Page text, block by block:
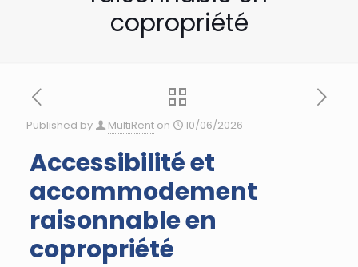
copropriété
Published by MultiRent on 10/06/2026
Accessibilité et
accommodement
raisonnable en
copropriété